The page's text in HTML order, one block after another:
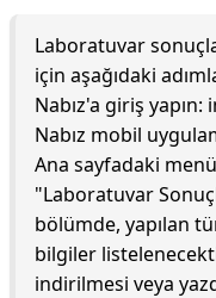
Laboratuvar
için aşağıdaki
Nabız'a giriş
Nabız mobil
Ana sayfadaki
"Laboratuvar
bölümde, yapılan
bilgiler
indirilmesi veya